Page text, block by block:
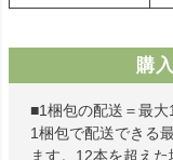
購
■1梱包の配送＝最大
1梱包で配送できる
ます。12本を超え